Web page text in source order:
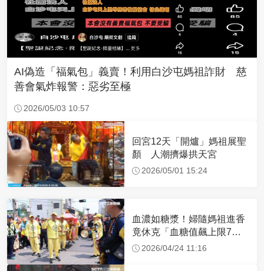
AI偽造「福氣包」義賣！利用白沙屯媽祖詐財 慈
善會氣炸報警：惡劣至極
2026/05/03 10:57
回宮12天「開爐」媽祖展聖
顏 人潮擠爆拱天宮
2026/05/01 15:24
血濃如糖漿！婦隨媽祖進香
竟休克「血糖值飆上限7
倍」 醫曝原因
2026/04/24 11:16